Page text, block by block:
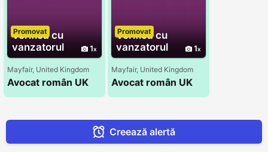
Verifica cu
vanzatorul
1
Promovat
Mayfair, United Kingdom
Avocat român UK
Verifica cu
vanzatorul
1
Promovat
Mayfair, United Kingdom
Avocat român UK
Creează alertă